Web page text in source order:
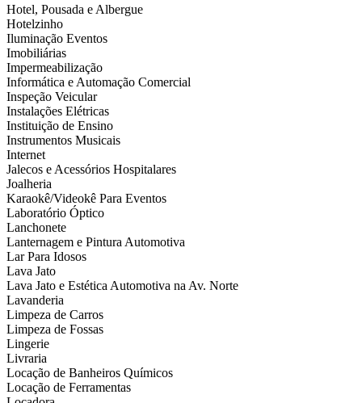
Hotel, Pousada e Albergue
Hotelzinho
Iluminação Eventos
Imobiliárias
Impermeabilização
Informática e Automação Comercial
Inspeção Veicular
Instalações Elétricas
Instituição de Ensino
Instrumentos Musicais
Internet
Jalecos e Acessórios Hospitalares
Joalheria
Karaokê/Videokê Para Eventos
Laboratório Óptico
Lanchonete
Lanternagem e Pintura Automotiva
Lar Para Idosos
Lava Jato
Lava Jato e Estética Automotiva na Av. Norte
Lavanderia
Limpeza de Carros
Limpeza de Fossas
Lingerie
Livraria
Locação de Banheiros Químicos
Locação de Ferramentas